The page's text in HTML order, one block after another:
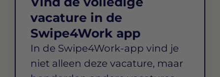
vacature in de
Swipe4Work app
In de Swipe4Work-app vind je
niet alleen deze vacature, maar